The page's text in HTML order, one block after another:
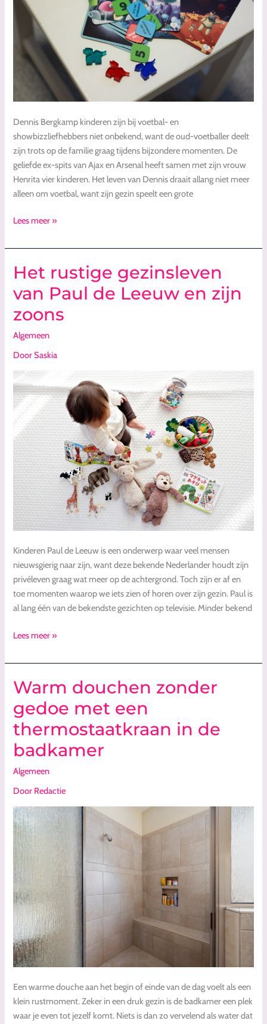
Dennis Bergkamp kinderen zijn bij voetbal- en
showbizzliefhebbers niet onbekend, want de oud-voetballer deelt
zijn trots op de familie graag tijdens bijzondere momenten. De
geliefde ex-spits van Ajax en Arsenal heeft samen met zijn vrouw
Henrita vier kinderen. Het leven van Dennis draait allang niet meer
alleen om voetbal, want zijn gezin speelt een grote
Lees meer »
Het rustige gezinsleven
van Paul de Leeuw en zijn
zoons
Algemeen
DoorSaskia
Kinderen Paul de Leeuw is een onderwerp waar veel mensen
nieuwsgierig naar zijn, want deze bekende Nederlander houdt zijn
privéleven graag wat meer op de achtergrond. Toch zijn er af en
toe momenten waarop we iets zien of horen over zijn gezin. Paul is
al lang één van de bekendste gezichten op televisie. Minder bekend
Het
rustige
gezinsleven
van
de
Leeuw
en
zijn
zoons
Lees meer »
Warm douchen zonder
gedoe met een
thermostaatkraan in de
badkamer
Algemeen
Door Redactie
Een warme douche aan het begin of einde van de dag voelt als een
klein rustmoment. Zeker in een druk gezin is de badkamer een plek
waar je even tot jezelf komt. Niets is dan zo vervelend als water dat
Warm
douchen
zonder
gedoe
met
een
thermostaatkraan
badkamer